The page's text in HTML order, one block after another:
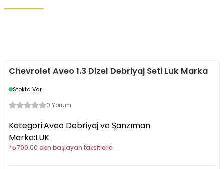
Chevrolet Aveo 1.3 Dizel Debriyaj Seti Luk Marka
Stokta Var
0 Yorum
Kategori:Aveo Debriyaj ve Şanzıman
Marka:LUK
*₺700.00 den başlayan taksitlerle